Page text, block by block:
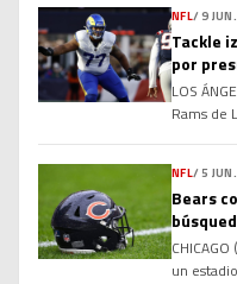
encima
The
con la […]
NFL/9
Tackle
por
LOS
Rams de
Los
después
el
NFL/ 5
Bears
un